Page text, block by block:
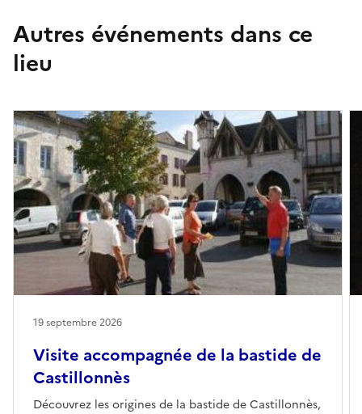
Autres événements dans ce
lieu
Visite accompagnée de la bastide de
Castillonnès
Découvrez les origines de la bastide de Castillonnès,
19 septembre 2026